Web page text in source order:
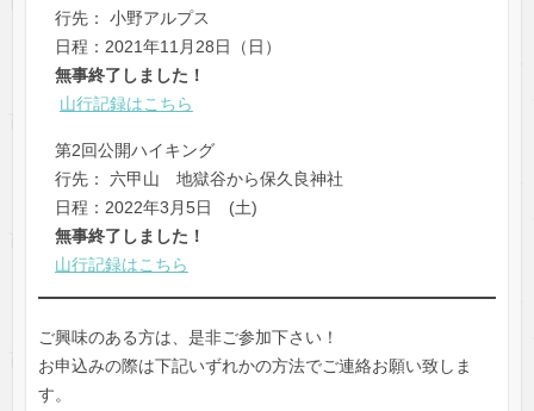
行先： 小野アルプス
日程：2021年11月28日（日）
無事終了しました！
山行記録はこちら
第2回公開ハイキング
行先： 六甲山 地獄谷から保久良神社
日程：2022年3月5日 (土)
無事終了しました！
山行記録はこちら
ご興味のある方は、是非ご参加下さい！
お申込みの際は下記いずれかの方法でご連絡お願い致しま
す。